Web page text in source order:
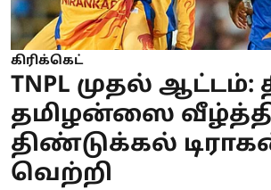
கிரிக்கெட்
TNPL முதல் ஆட்டம்:
தமிழன்ஸை
திண்டுக்கல்
வெற்றி